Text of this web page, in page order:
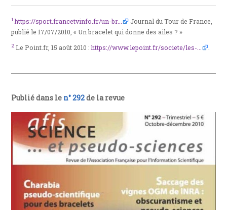
1 https://sport.francetvinfo.fr/un-br...
Journal du Tour de France,
publié le 17/07/2010, « Un bracelet qui donne des ailes ? »
2 Le Point.fr, 15 août 2010 :https://www.lepoint.fr/societe/les-...
Publié dans le n° 292de la revue